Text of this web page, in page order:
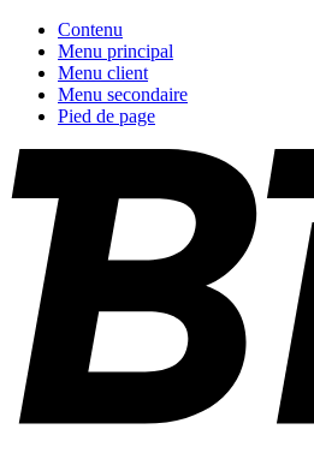
Contenu
Menu principal
Menu client
Menu secondaire
Pied de page